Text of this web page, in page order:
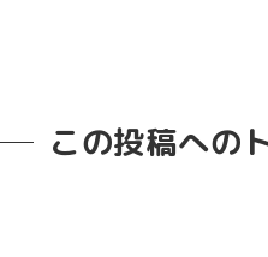
この投稿への